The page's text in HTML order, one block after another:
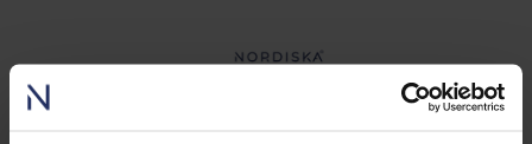
Öppningsbart 3-luft PVC fönster 3-glas